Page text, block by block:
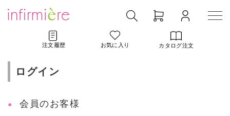
注文履歴 お気に入り カタログ注文
ログイン
会員のお客様